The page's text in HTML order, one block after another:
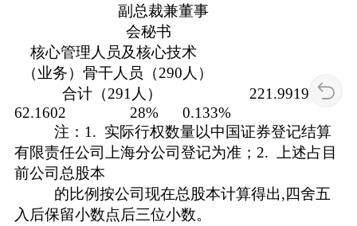
副总裁兼董事
会秘书
核心管理人员及核心技术
（业务）骨干人员（290人）
合计（291人） 221.9919
62.1602 28% 0.133%
注：1. 实际行权数量以中国证券登记结算
有限责任公司上海分公司登记为准；2. 上述占目
前公司总股本
的比例按公司现在总股本计算得出,四舍五
入后保留小数点后三位小数。